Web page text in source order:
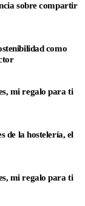
sobre compartir
como
mi regalo para ti
de la hostelería, el
mi regalo para ti